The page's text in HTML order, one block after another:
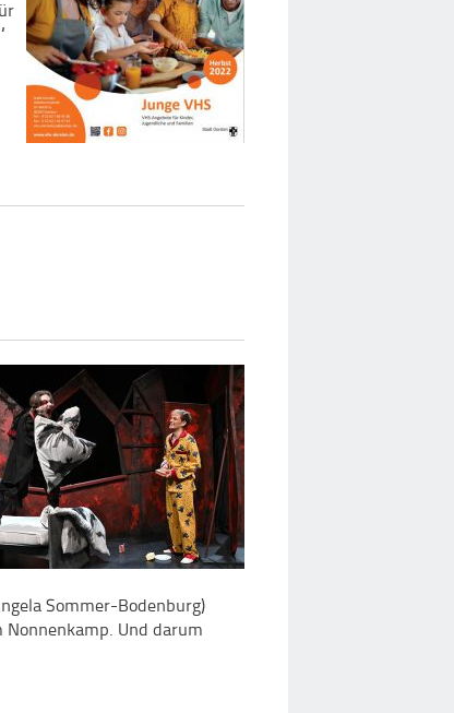
Sommer-Bodenburg)
Und darum